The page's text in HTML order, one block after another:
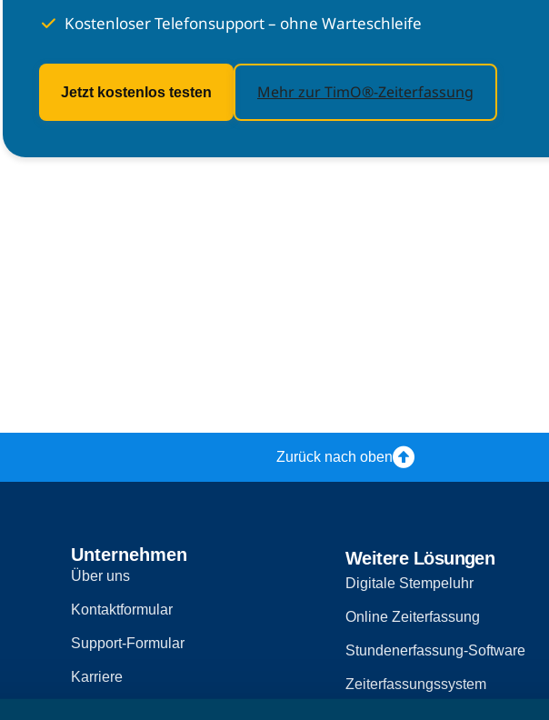
Kostenloser Telefonsupport – ohne Warteschleife
Jetzt kostenlos testen Mehr zur TimO®-Zeiterfassung
Zurück nach oben
Unternehmen
Über uns
Kontaktformular
Support-Formular
Karriere
Weitere Lösungen
Digitale Stempeluhr
Online Zeiterfassung
Stundenerfassung-Software
Zeiterfassungssystem